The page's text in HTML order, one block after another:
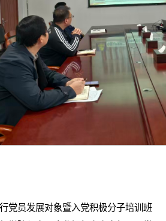
党员发展对象暨入党积极分子培训班